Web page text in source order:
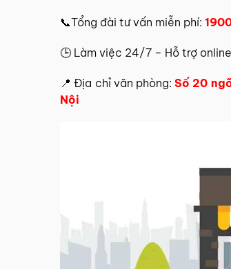
📞Tổng đài tư vấn miễn phí:
🕒 Làm việc 24/7 – Hỗ trợ online
📍 Địa chỉ văn phòng:Số 20
Nội